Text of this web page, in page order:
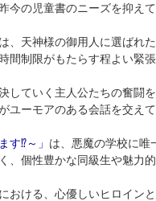
の児童書のニーズを抑え
は、天神様の御用人に選ばれ
制限がもたらす程よい緊張
していく主人公たちの奮闘
ーモアのある会話を交え
す⁉︎～」 は、悪魔の学校に唯
、個性豊かな同級生や魅力
おける、心優しいヒロイン